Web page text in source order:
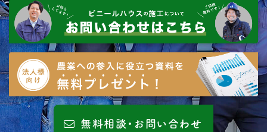
無料相談・お問い合わせ